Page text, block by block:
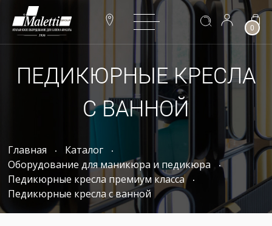
0
ПЕДИКЮРНЫЕ КРЕСЛА
С ВАННОЙ
Главная
Каталог
Оборудование для маникюра и педикюра
Педикюрные кресла премиум класса
Педикюрные кресла с ванной